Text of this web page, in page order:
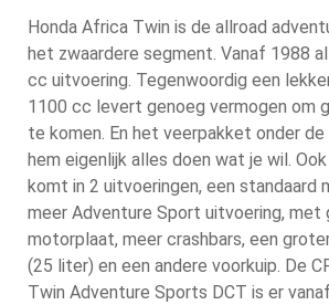
Honda Africa Twin is de allroad
het zwaardere segment. Vanaf 1988
cc uitvoering. Tegenwoordig een
1100 cc levert genoeg vermogen om
te komen. En het veerpakket onder
hem eigenlijk alles doen wat je wil.
komt in 2 uitvoeringen, een standaard
meer Adventure Sport uitvoering, met
motorplaat, meer crashbars, een
(25 liter) en een andere voorkuip. De
Twin Adventure Sports DCT is er